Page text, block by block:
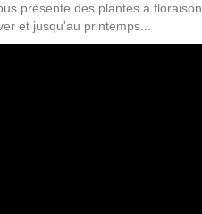
présente des plantes à floraison
et jusqu'au printemps...